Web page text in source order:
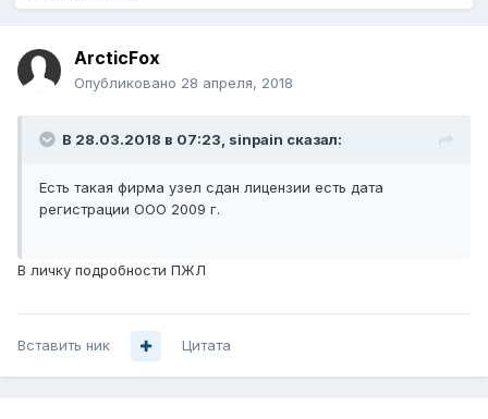
ArcticFox
Опубликовано 28 апреля, 2018
В 28.03.2018 в 07:23, sinpain сказал:
Есть такая фирма узел сдан лицензии есть дата
регистрации ООО 2009 г.
В личку подробности ПЖЛ
Вставить ник Цитата